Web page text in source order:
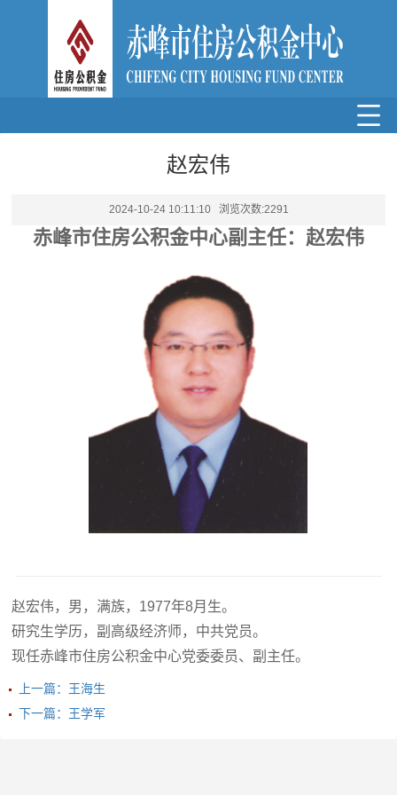
赵宏伟
2024-10-24 10:11:10 浏览次数:2291
赤峰市住房公积金中心副 主任： 赵宏伟
赵宏伟，男，满族，1977年8月生。
研究生学历，副高级经济师，中共党员。
现任赤峰市住房公积金中心党委委员、副主任。
上一篇：王海生
下一篇：王学军